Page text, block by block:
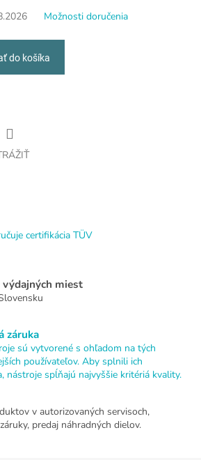
Možnosti doručenia
do košíka
certifikácia TÜV
výdajných miest
záruka
sú vytvorené s ohľadom na tých
používateľov. Aby splnili ich
nástroje spĺňajú najvyššie kritériá kvality.
v autorizovaných servisoch,
predaj náhradných dielov.